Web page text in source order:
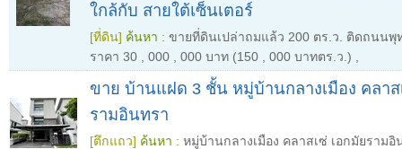
ใกล้กับ สายใต้เซ็นเตอร์
[ที่ดิน] ค้นหา : ขายที่ดินเปล่าถมแล้ว 200 ตร.ว. ติดถนน
ราคา 30
000 000 บาท (150 000 บาทตร.ว.)
ขาย บ้านแฝด 3 ชั้น หมู่บ้านกลางเมือง คลาส
รามอินทรา
[ตึกแถว] ค้นหา : หมู่บ้านกลางเมือง คลาสเซ่ เอกมัยรามอิ